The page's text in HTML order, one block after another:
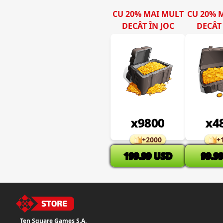
CU 20% MAI MULT
DECÂT ÎN JOC
x9800
+2000
199.99 USD
CU 20%
x
+
99.99
Ten Square Games S.A.